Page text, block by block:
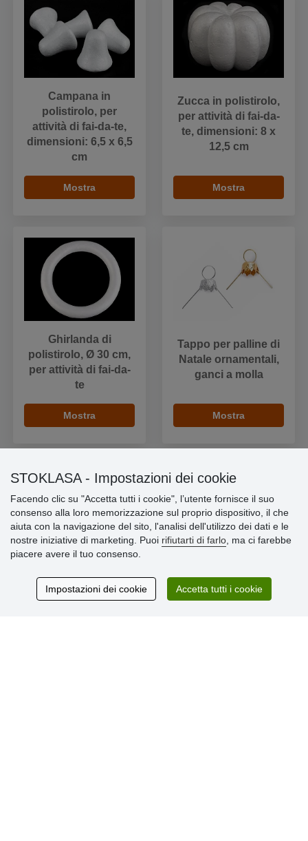
Campana in
polistirolo, per
attività di fai-da-te,
dimensioni: 6,5 x 6,5
cm
Mostra
Zucca in polistirolo,
per attività di fai-da-
te, dimensioni: 8 x
12,5 cm
Mostra
Ghirlanda di
polistirolo, Ø 30 cm,
per attività di fai-da-
te
Mostra
Tappo per palline di
Natale ornamentali,
ganci a molla
Mostra
Informazioni importanti
» Impostazioni dei cookie
» Termini & Condizioni
» Informativa sulla Privacy
» Garanzia e resi
» Programma fedeltà
STOKLASA - Impostazioni dei cookie
Facendo clic su "Accetta tutti i cookie", l’utente fornisce il suo
consenso alla loro memorizzazione sul proprio dispositivo, il che
aiuta con la navigazione del sito, l'analisi dell'utilizzo dei dati e le
nostre iniziative di marketing. Puoi rifiutarti di farlo , ma ci farebbe
piacere avere il tuo consenso.
Impostazioni dei cookie Accetta tutti i cookie